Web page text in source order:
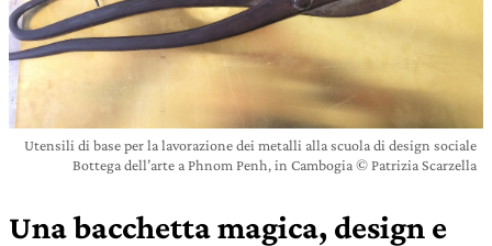
Utensili di base per la lavorazione dei metalli alla scuola di design sociale
Bottega dell’arte a Phnom Penh, in Cambogia © Patrizia Scarzella
Una bacchetta magica, design e